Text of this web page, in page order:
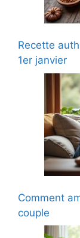
Recette
1er janvier
Comment
couple